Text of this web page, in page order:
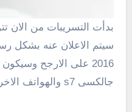
بدأت التسريبات من الان تتوالى عن هاتف LG G5 والذى
سيتم الاعلان عنه بشكل
2016 على الارجح
جالكسى s7 والهواتف الاخرى الراقية .